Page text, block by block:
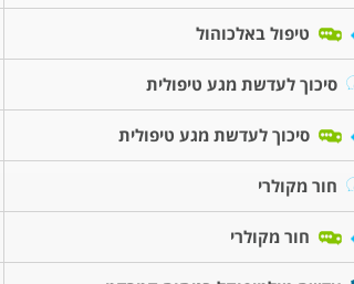
טיפול באלכוהול
סיכוך לעדשת מגע טיפולית
סיכוך לעדשת מגע טיפולית
חור מקולרי
חור מקולרי